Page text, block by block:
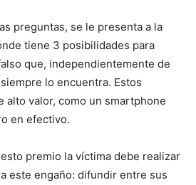
preguntas, se le presenta a la
tiene 3 posibilidades para
que, independientemente de
lo encuentra. Estos
alto valor, como un smartphone
en efectivo.
premio la víctima debe realizar
este engaño: difundir entre sus